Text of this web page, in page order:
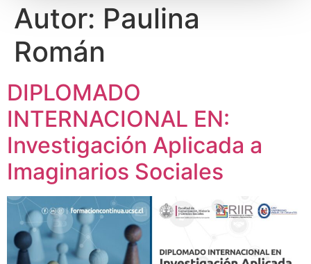
Autor: Paulina
Román
DIPLOMADO
INTERNACIONAL EN:
Investigación Aplicada a
Imaginarios Sociales